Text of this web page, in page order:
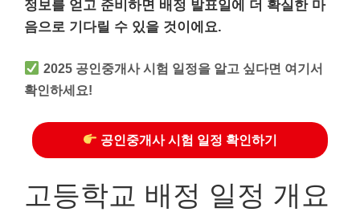
정보를 얻고 준비하면 배정 발표일에 더 확실한 마
음으로 기다릴 수 있을 것이에요.
2025 공인중개사 시험 일정을 알고 싶다면 여기서
확인하세요!
공인중개사 시험 일정 확인하기
고등학교 배정 일정 개요